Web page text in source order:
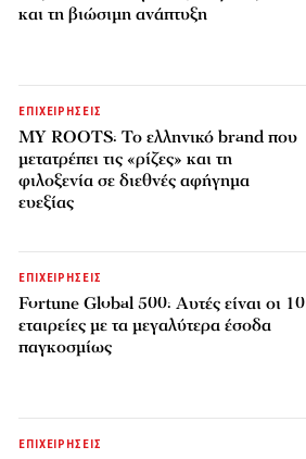
και τη βιώσιμη ανάπτυξη
ΕΠΙΧΕΙΡΗΣΕΙΣ
MY ROOTS: Το ελληνικό brand που
μετατρέπει τις «ρίζες» και τη
φιλοξενία σε διεθνές αφήγημα
ευεξίας
ΕΠΙΧΕΙΡΗΣΕΙΣ
Fortune Global 500: Αυτές είναι οι 10
εταιρείες με τα μεγαλύτερα έσοδα
παγκοσμίως
ΕΠΙΧΕΙΡΗΣΕΙΣ